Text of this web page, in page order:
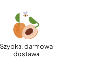
Szybka, darmowa
dostawa